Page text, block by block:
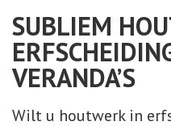
SUBLIEM
VERANDA’S
Wilt u houtwerk in